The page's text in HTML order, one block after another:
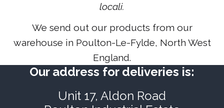
locali.
We send out our products from our
warehouse in Poulton-Le-Fylde, North West
England.
Our address for deliveries is:
Unit 17, Aldon Road